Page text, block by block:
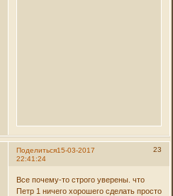
Поделиться 23
15-03-2017
22:41:24
Все почему-то строго уверены. что
Петр 1 ничего хорошего сделать просто